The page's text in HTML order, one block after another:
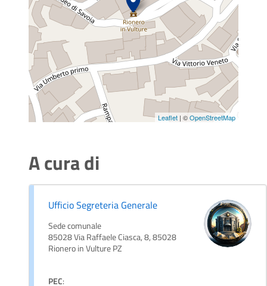
Leaflet | ©OpenStreetMap
A cura di
Ufficio Segreteria Generale
Sede comunale
85028 Via Raffaele Ciasca, 8, 85028
Rionero in Vulture PZ
PEC: